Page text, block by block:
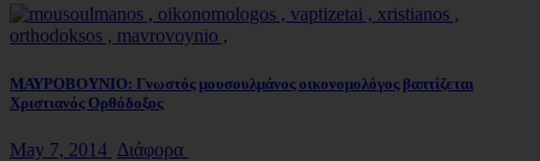
ΜΑΥΡΟΒΟΥΝΙΟ: Γνωστός μουσουλμάνος οικονομολόγος βαπτίζεται
Χριστιανός Ορθόδοξος
May 7, 2014 Διάφορα